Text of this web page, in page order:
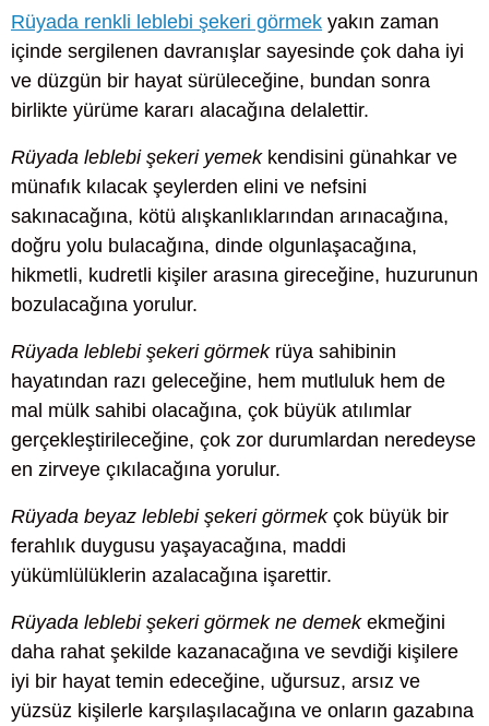
Rüyada renkli leblebi şekeri görmek yakın zaman
içinde sergilenen davranışlar sayesinde çok daha iyi
ve düzgün bir hayat sürüleceğine, bundan sonra
birlikte yürüme kararı alacağına delalettir.
Rüyada leblebi şekeri yemekkendisini günahkar ve
münafık kılacak şeylerden elini ve nefsini
sakınacağına, kötü alışkanlıklarından arınacağına,
doğru yolu bulacağına, dinde olgunlaşacağına,
hikmetli, kudretli kişiler arasına gireceğine, huzurunun
bozulacağına yorulur.
Rüyada leblebi şekeri görmekrüya sahibinin
hayatından razı geleceğine, hem mutluluk hem de
mal mülk sahibi olacağına, çok büyük atılımlar
gerçekleştirileceğine, çok zor durumlardan neredeyse
en zirveye çıkılacağına yorulur.
Rüyada beyaz leblebi şekeri görmekçok büyük bir
ferahlık duygusu yaşayacağına, maddi
yükümlülüklerin azalacağına işarettir.
Rüyada leblebi şekeri görmek ne demekekmeğini
daha rahat şekilde kazanacağına ve sevdiği kişilere
iyi bir hayat temin edeceğine, uğursuz, arsız ve
yüzsüz kişilerle karşılaşılacağına ve onların gazabına